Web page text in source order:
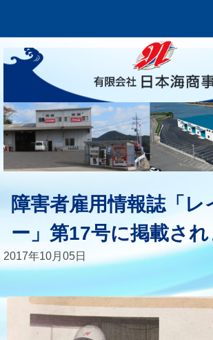
障害者雇用情報誌「レ
ー」第17号に掲載さ
2017年10月05日